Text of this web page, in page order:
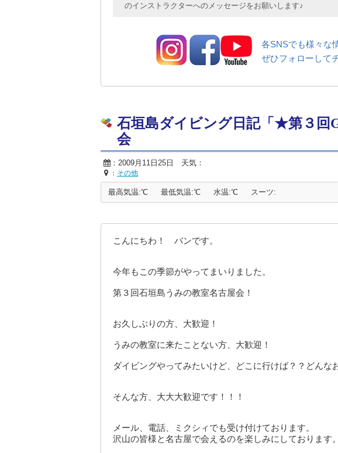
のインストラクターへのメッセージをお願いします♪
各SNSでも様々な
ぜひフォローして
石垣島ダイビング日記「★第３回
会
：2009月11日25日 天気：
： その他
最高気温:℃ 最低気温:℃ 水温:℃ スーツ:
こんにちわ！ バンです。
今年もこの季節がやってまいりました。
第３回石垣島うみの教室名古屋会！
お久しぶりの方、大歓迎！
うみの教室に来たことない方、大歓迎！
ダイビングやってみたいけど、どこに行けば？？どんな
そんな方、大大大歓迎です！！！
メール、電話、ミクシィでも受け付けております。
沢山の皆様と名古屋で会えるのを楽しみにしております。